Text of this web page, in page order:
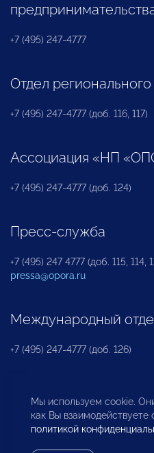
+7 (495) 247-4777
Отдел регионального
+7 (495) 247-4777 (доб. 116, 117)
Ассоциация «НП
+7 (495) 247-4777 (доб. 124)
Пресс-служба
+7 (495) 247 4777 (доб. 115, 114,
pressa@opora.ru
Международный
+7 (495) 247-4777 (доб. 126)
Бюро по защите
инвесторов
Мы используем cookie.
как Вы
политикой